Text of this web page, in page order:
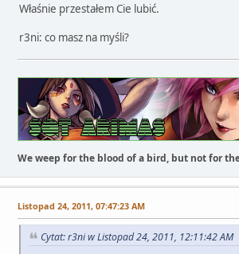
Właśnie przestałem Cie lubić.
r3ni: co masz na myśli?
We weep for the blood of a bird, but not for
Listopad 24, 2011, 07:47:23 AM
Cytat: r3ni w Listopad 24, 2011, 12:11:42 AM